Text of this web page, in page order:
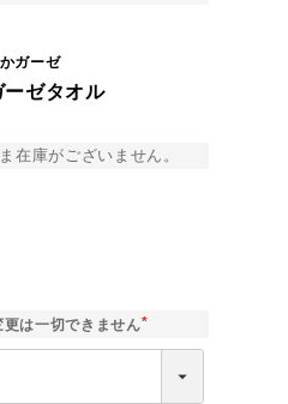
ガーゼ
ゼタオル
在庫がございません。
は一切できません
必